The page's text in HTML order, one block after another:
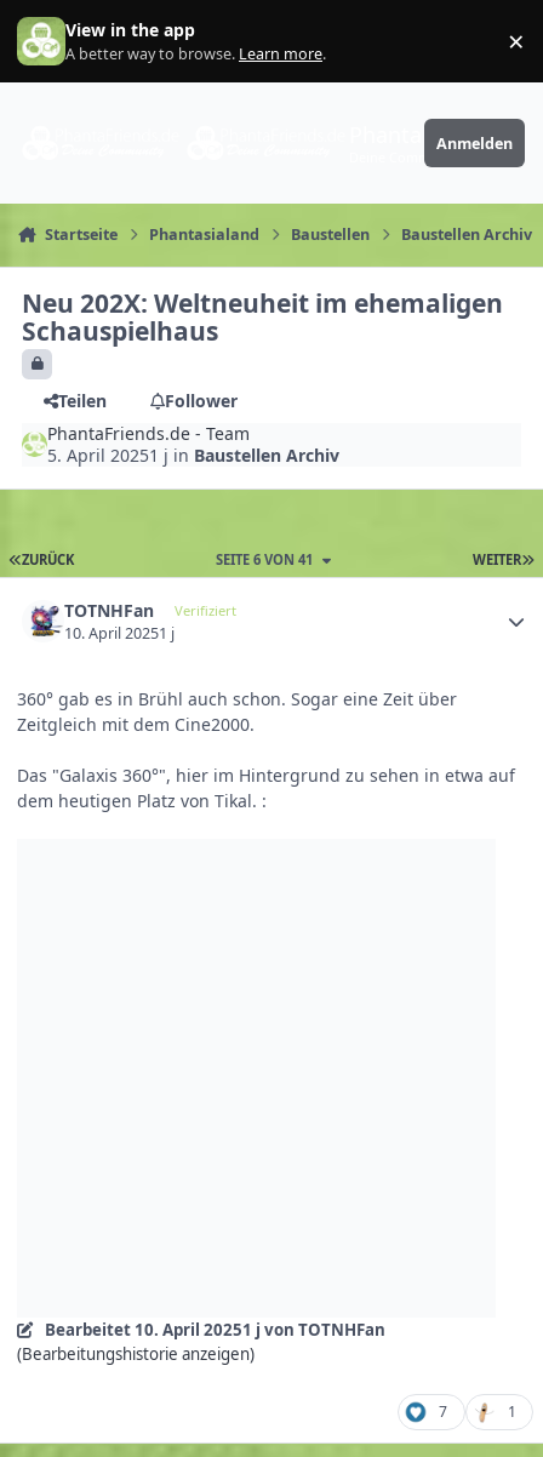
Zum Inhalt springen
View in the app
A better way to browse. Learn more. ×
PhantaFriends.de
Anmelden
Startseite Phantasialand Baustellen Baustellen Archiv
Neu 202X: Weltneuheit im ehemaligen
Schauspielhaus
Teilen
Follower
PhantaFriends.de - Team
5. April 20251 j in Baustellen Archiv
ZURÜCK WEITER
SEITE 6 VON 41
TOTNHFan Verifiziert
10. April 20251 j
360° gab es in Brühl auch schon. Sogar eine Zeit über
Zeitgleich mit dem Cine2000.
Das "Galaxis 360°", hier im Hintergrund zu sehen in etwa auf
dem heutigen Platz von Tikal. :
Bearbeitet 10. April 20251 j von TOTNHFan
(Bearbeitungshistorie anzeigen)
7 1